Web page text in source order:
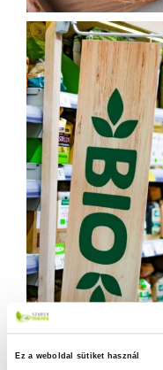
Ez a weboldal sütiket használ